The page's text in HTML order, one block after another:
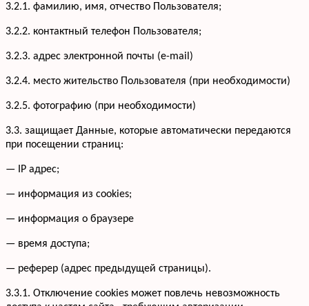
3.2.1. фамилию, имя, отчество Пользователя;
3.2.2. контактный телефон Пользователя;
3.2.3. адрес электронной почты (e-mail)
3.2.4. место жительство Пользователя (при необходимости)
3.2.5. фотографию (при необходимости)
3.3. защищает Данные, которые автоматически передаются
при посещении страниц:
— IP адрес;
— информация из cookies;
— информация о браузере
— время доступа;
— реферер (адрес предыдущей страницы).
3.3.1. Отключение cookies может повлечь невозможность